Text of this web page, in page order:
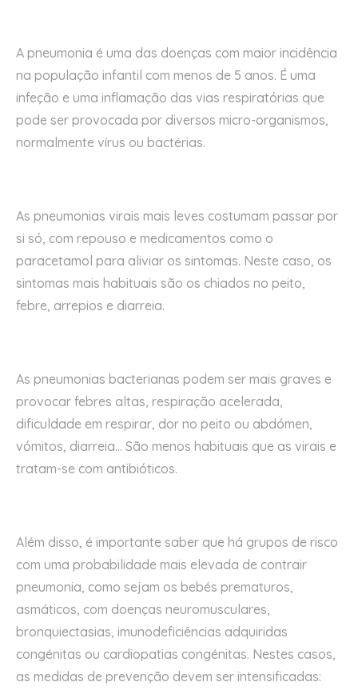
A pneumonia é uma das doenças com maior incidência
na população infantil com menos de 5 anos. É uma
infeção e uma inflamação das vias respiratórias que
pode ser provocada por diversos micro-organismos,
normalmente vírus ou bactérias.
As pneumonias virais mais leves costumam passar por
si só, com repouso e medicamentos como o
paracetamol para aliviar os sintomas. Neste caso, os
sintomas mais habituais são os chiados no peito,
febre, arrepios e diarreia.
As pneumonias bacterianas podem ser mais graves e
provocar febres altas, respiração acelerada,
dificuldade em respirar, dor no peito ou abdómen,
vómitos, diarreia… São menos habituais que as virais e
tratam-se com antibióticos.
Além disso, é importante saber que há grupos de risco
com uma probabilidade mais elevada de contrair
pneumonia, como sejam os bebés prematuros,
asmáticos, com doenças neuromusculares,
bronquiectasias, imunodeficiências adquiridas
congénitas ou cardiopatias congénitas. Nestes casos,
as medidas de prevenção devem ser intensificadas: